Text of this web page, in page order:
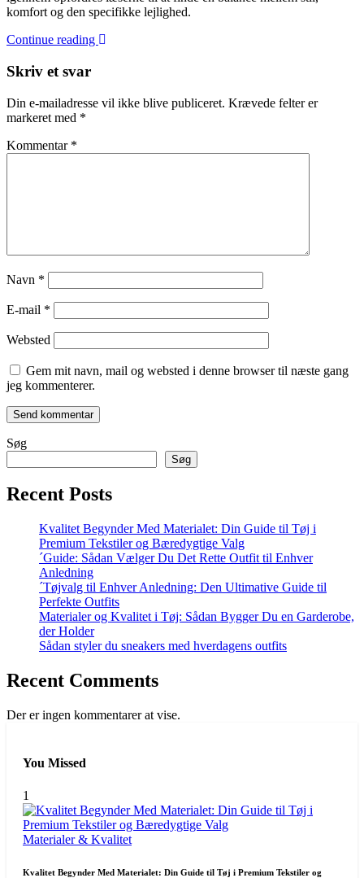
komfort og den specifikke lejlighed.
Continue reading
Skriv et svar
Din e-mailadresse vil ikke blive publiceret. Krævede felter er
markeret med *
Kommentar *
Navn *
E-mail *
Websted
Gem mit navn, mail og websted i denne browser til næste gang
jeg kommenterer.
Søg
Søg
Recent Posts
Kvalitet Begynder Med Materialet: Din Guide til Tøj i
Premium Tekstiler og Bæredygtige Valg
´Guide: Sådan Vælger Du Det Rette Outfit til Enhver
Anledning
´Tøjvalg til Enhver Anledning: Den Ultimative Guide til
Perfekte Outfits
Materialer og Kvalitet i Tøj: Sådan Bygger Du en Garderobe,
der Holder
Sådan styler du sneakers med hverdagens outfits
Recent Comments
Der er ingen kommentarer at vise.
You Missed
1
Materialer & Kvalitet
Kvalitet Begynder Med Materialet: Din Guide til Tøj i Premium Tekstiler og